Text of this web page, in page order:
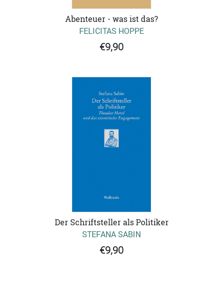
Abenteuer - was ist das?
FELICITAS HOPPE
€9,90
Der Schriftsteller als Politiker
STEFANA SABIN
€9,90